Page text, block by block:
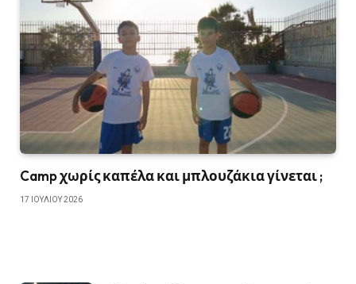
Camp χωρίς καπέλα και μπλουζάκια γίνεται ;
17 ΙΟΥΛΊΟΥ 2026